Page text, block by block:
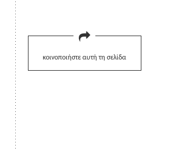
κοινοποιήστε αυτή τη σελίδα